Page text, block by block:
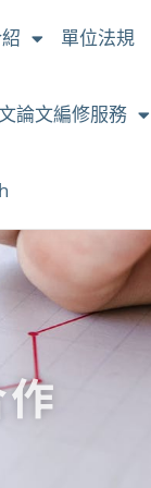
單位法規
論文編修服務